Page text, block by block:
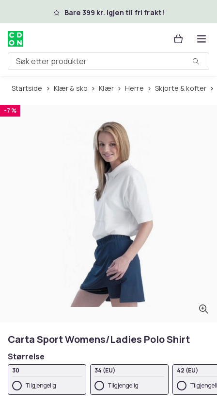
Hopp til hovedinnholdBare 399 kr. igjen til fri frakt!
Søk etter produkter
Startside Klær & sko Klær Herre Skjorte & kofter
-7 %
Carta Sport Womens/Ladies Polo Shirt
Størrelse
30
Tilgjengelig
34 (EU)
Tilgjengelig
42 (EU)